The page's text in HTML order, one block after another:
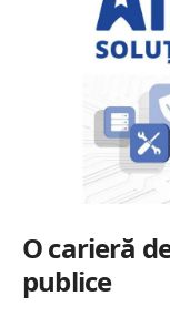
O carieră
publice